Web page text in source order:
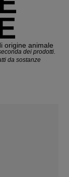
origine animale
dei prodotti.
da sostanze